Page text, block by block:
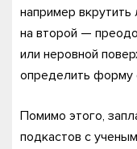
например вкрутить
на второй —
или неровной
определить форму
Помимо этого,
подкастов с